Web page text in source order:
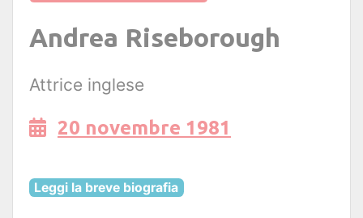
Andrea Riseborough
Attrice inglese
20 novembre 1981
Leggi la breve biografia